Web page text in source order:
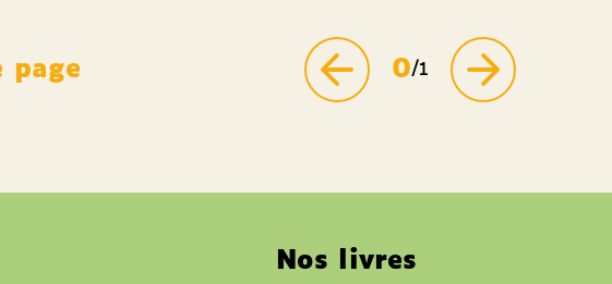
page 0/1
Nos livres